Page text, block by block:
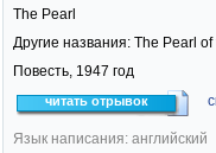
The Pearl
Другие названия: The Pearl of
Повесть, 1947 год
читать отрывок
Язык написания: английский